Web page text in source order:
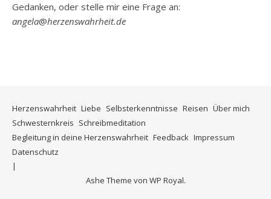
Gedanken, oder stelle mir eine Frage an:
angela@herzenswahrheit.de
Herzenswahrheit Liebe Selbsterkenntnisse Reisen Über mich
Schwesternkreis Schreibmeditation
Begleitung in deine Herzenswahrheit Feedback Impressum
Datenschutz
Ashe Theme von WP Royal.